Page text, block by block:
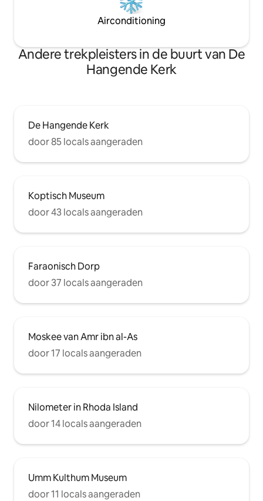
Airconditioning
Andere trekpleisters in de buurt van De
Hangende Kerk
De Hangende Kerk
door 85 locals aangeraden
Koptisch Museum
door 43 locals aangeraden
Faraonisch Dorp
door 37 locals aangeraden
Moskee van Amr ibn al-As
door 17 locals aangeraden
Nilometer in Rhoda Island
door 14 locals aangeraden
Umm Kulthum Museum
door 11 locals aangeraden